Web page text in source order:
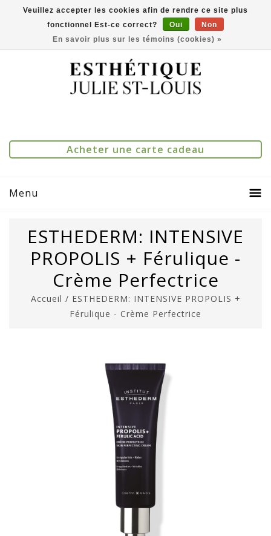
Comparer(0)
Acheter une carte cadeau
Menu
ESTHEDERM: INTENSIVE
PROPOLIS + Férulique -
Crème Perfectrice
Accueil / ESTHEDERM: INTENSIVE PROPOLIS +
Férulique - Crème Perfectrice
Veuillez accepter les cookies afin de rendre ce site plus
fonctionnel Est-ce correct?
Oui
Non
En savoir plus sur les témoins (cookies) »